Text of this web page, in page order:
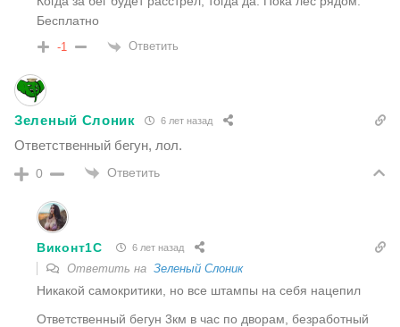
Бесплатно
-1 Ответить
Зеленый Слоник 6 лет назад
Ответственный бегун, лол.
0 Ответить
Виконт1C 6 лет назад
Ответить на Зеленый Слоник
Никакой самокритики, но все штампы на себя нацепил
Ответственный бегун 3км в час по дворам, безработный